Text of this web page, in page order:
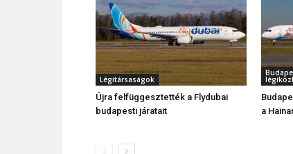
Légitársaságok
Újra felfüggesztették a Flydubai
budapesti járatait
a